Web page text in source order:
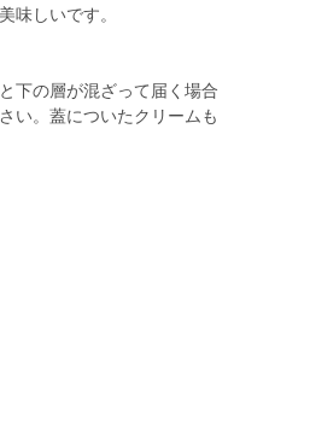
味しいです。
下の層が混ざって届く場合
い。蓋についたクリームも